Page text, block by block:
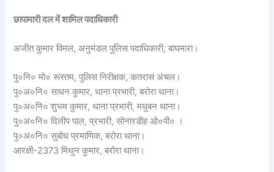
छापामारी दल में शामिल पदाधिकारी
अजीत कुमार विमल, अनुमंडल पुलिस पदाधिकारी, बाघमारा।
पु०नि० मो० रूस्तम, पुलिस निरीक्षक, कतरास अंचल।
पु०अ०नि० साधन कुमार, थाना प्रभारी, बरोरा थाना।
पु०अ०नि० शुभम कुमार, थाना प्रभारी, मधुबन थाना।
पु०अ०नि० दिलीप पाल, प्रभारी, सोनारडीह ओ०पी० ।
पु०अ०नि० सुबोध प्रमाणिक, बरोरा थाना।
आरक्षी-2373 मिथुन कुमार, बरोरा थाना।